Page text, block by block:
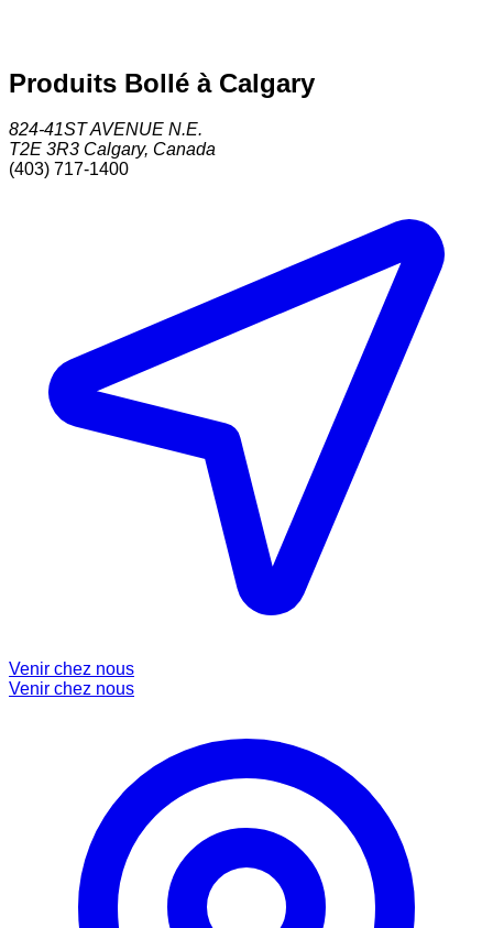
Produits Bollé à Calgary
824-41ST AVENUE N.E.
T2E 3R3 Calgary, Canada
(403) 717-1400
Venir chez nous
Venir chez nous